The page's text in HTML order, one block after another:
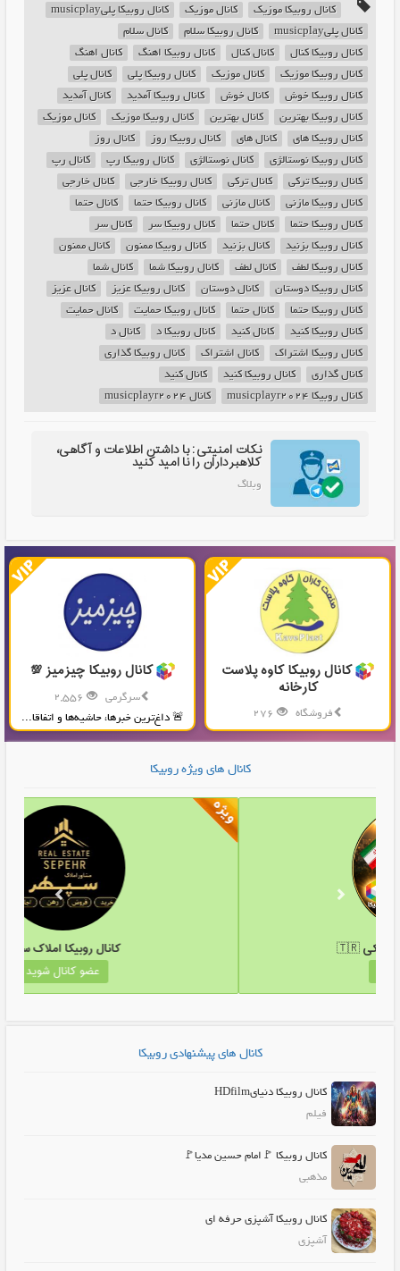
کانال روبیکا موزیک کانال موزیک
کانال روبیکا پلیmusicplay
کانال پلیmusicplay
کانال روبیکا سلام
کانال سلام
کانال روبیکا کنال
کانال کنال کانال روبیکا اهنگ
کانال اهنگ
کانال روبیکا موزیک
کانال موزیک کانال روبیکا پلی
کانال پلی
کانال روبیکا خوش
کانال خوش کانال روبیکا آمدید
کانال آمدید
کانال روبیکا بهترین
کانال بهترین کانال روبیکا موزیک
کانال موزیک
کانال روبیکا های
کانال های کانال روبیکا روز
کانال روز
کانال روبیکا نوستالژی
کانال نوستالژی کانال روبیکا رپ
کانال رپ
کانال روبیکا ترکی
کانال ترکی کانال روبیکا خارجی
کانال خارجی
کانال روبیکا مازنی
کانال مازنی کانال روبیکا حتما
کانال حتما
کانال روبیکا حتما
کانال حتما کانال روبیکا سر
کانال سر
کانال روبیکا بزنید
کانال بزنید کانال روبیکا ممنون
کانال ممنون
کانال روبیکا لطف
کانال لطف کانال روبیکا شما
کانال شما
کانال روبیکا دوستان
کانال دوستان کانال روبیکا عزیز
کانال عزیز
کانال روبیکا حتما
کانال حتما کانال روبیکا حمایت
کانال حمایت
کانال روبیکا کنید
کانال کنید کانال روبیکا د
کانال د
کانال روبیکا اشتراک
کانال اشتراک
کانال روبیکا گذاری
کانال گذاری
کانال روبیکا کنید
کانال کنید
کانال روبیکا musicplayr2024
کانال musicplayr2024
نکات امنیتی: با داشتن اطلاعات و آگاهی،
کلاهبرداران را نا امید کنید
وبلاگ
کانال روبیکا کاوه پلاست
کارخانه
فروشگاه
تولید و پخش محصولات پلاستیکی...
کانال روبیکا چیزمیز 💯
سرگرمی
🚨 داغ‌ترین خبرها، حاشیه‌ها و اتفاقا...
کانال های ویژه روبیکا
کانال روبیکا لینکدونی ترکی 🇹🇷
کانال های پیشنهادی روبیکا
کانال روبیکا دنیایHDfilm
فیلم
کانال روبیکا 🚩امام حسین مدیا🚩
مذهبی
کانال روبیکا آشپزی حرفه ای
آشپزی